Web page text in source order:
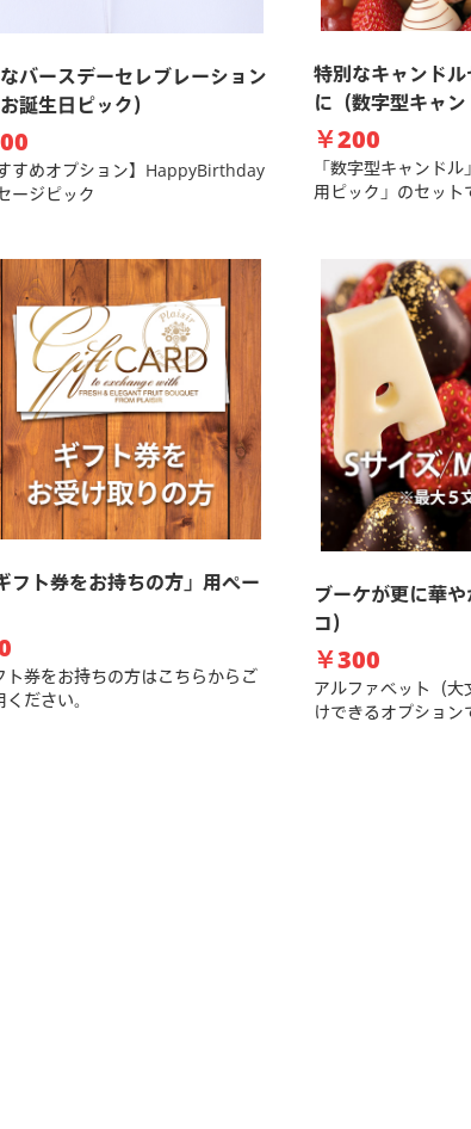
バースデーセレブレーション
誕生日ピック）
すすめオプション】HappyBirthday
ージピック
特別なキャンド
に（数字型キャン
￥200
「数字型キャンド
用ピック」のセット
フト券をお持ちの方」用ペー
ト券をお持ちの方はこちらからご
ださい。
ブーケが更に華
コ）
￥300
アルファベット（
けできるオプション